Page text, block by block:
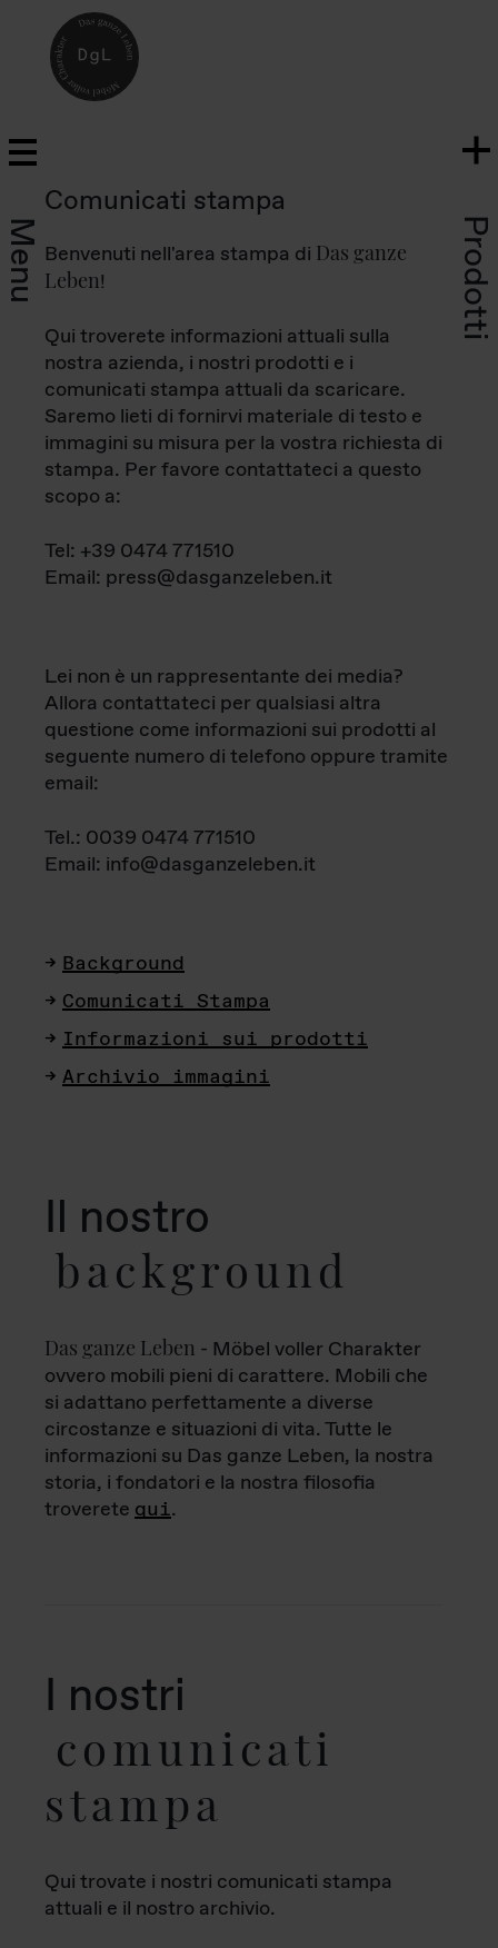
Menu Prodotti
Comunicati stampa
Benvenuti nell'area stampa di Das ganze
Leben!
Qui troverete informazioni attuali sulla
nostra azienda, i nostri prodotti e i
comunicati stampa attuali da scaricare.
Saremo lieti di fornirvi materiale di testo e
immagini su misura per la vostra richiesta di
stampa. Per favore contattateci a questo
scopo a:
Tel: +39 0474 771510
Email: press@dasganzeleben.it
Lei non è un rappresentante dei media?
Allora contattateci per qualsiasi altra
questione come informazioni sui prodotti al
seguente numero di telefono oppure tramite
email:
Tel.: 0039 0474 771510
Email: info@dasganzeleben.it
Background
Comunicati Stampa
Informazioni sui prodotti
Archivio immagini
Il nostro
background
Das ganze Leben - Möbel voller Charakter
ovvero mobili pieni di carattere. Mobili che
si adattano perfettamente a diverse
circostanze e situazioni di vita. Tutte le
informazioni su Das ganze Leben, la nostra
storia, i fondatori e la nostra filosofia
troverete qui.
I nostri
comunicati
stampa
Qui trovate i nostri comunicati stampa
attuali e il nostro archivio.